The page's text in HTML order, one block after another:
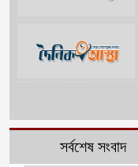
সর্বশেষ সংবাদ